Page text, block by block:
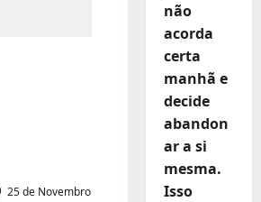
25 de Novembro
não
acorda
certa
manhã e
decide
abandon
ar a si
mesma.
Isso